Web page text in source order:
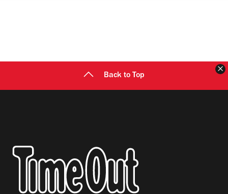
Back to Top